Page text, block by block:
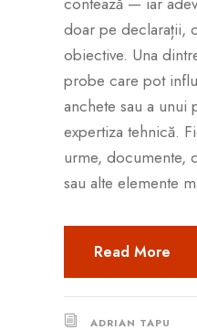
doar pe declarații,
obiective. Una
probe care pot
anchete sau a unui
expertiza tehnică.
urme, documente,
sau alte elemente
Read More
ADRIAN TAPU